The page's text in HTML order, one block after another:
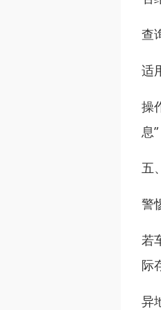
查
适
操
息
五
警
若
际
异